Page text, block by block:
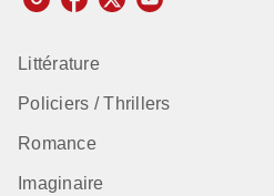
Littérature
Policiers / Thrillers
Romance
Imaginaire